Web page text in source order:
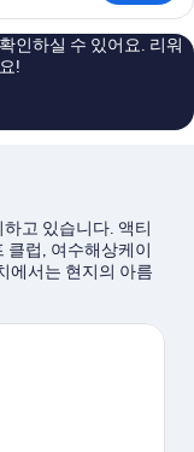
인하실 수 있어요. 리워
!
고 있습니다. 액티
클럽, 여수해상케이
에서는 현지의 아름
젝트, 원예예술촌